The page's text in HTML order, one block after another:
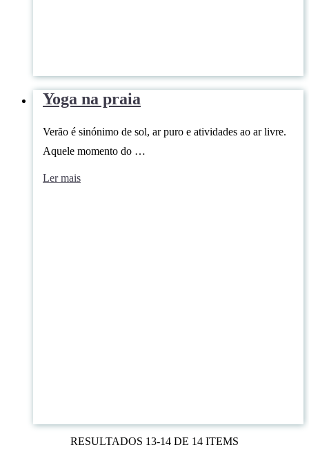
Yoga na praia
Verão é sinónimo de sol, ar puro e atividades ao ar livre.
Aquele momento do …
Ler mais
RESULTADOS 13-14 DE 14 ITEMS